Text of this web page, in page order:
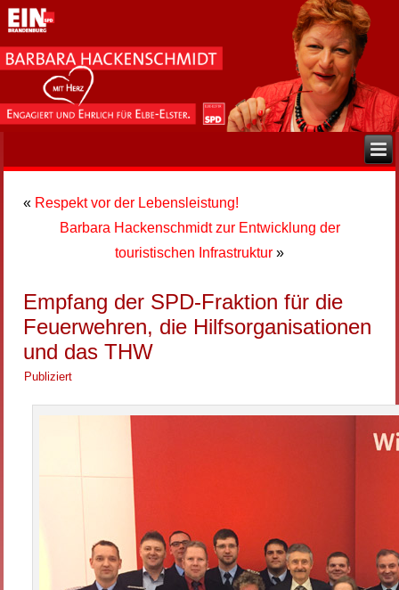
« Respekt vor der Lebensleistung!
Barbara Hackenschmidt zur Entwicklung der
touristischen Infrastruktur »
Empfang der SPD-Fraktion für die
Feuerwehren, die Hilfsorganisationen
und das THW
Publiziert